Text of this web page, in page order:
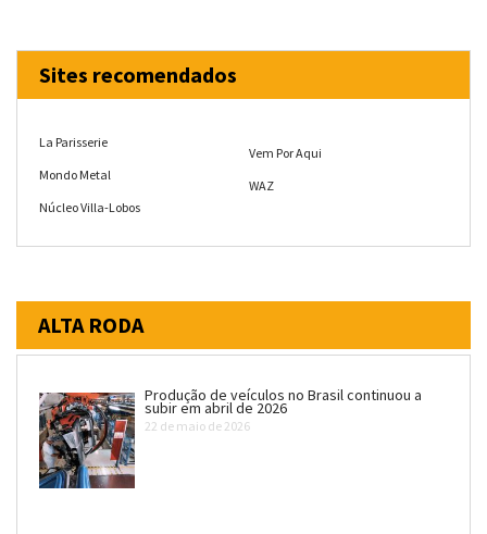
Sites recomendados
La Parisserie
Mondo Metal
Núcleo Villa-Lobos
Vem Por Aqui
WAZ
ALTA RODA
Produção de veículos no Brasil continuou a
subir em abril de 2026
22 de maio de 2026